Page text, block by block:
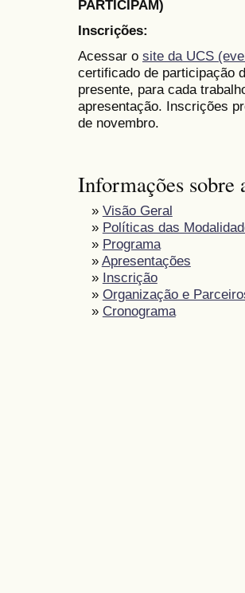
PARTICIPAM)
Inscrições:
Acessar o site da UCS
certificado de participação
presente, para cada
apresentação. Inscrições
de novembro.
Informações sobre
» Visão Geral
» Políticas das
» Programa
» Apresentações
» Inscrição
» Organização e
» Cronograma